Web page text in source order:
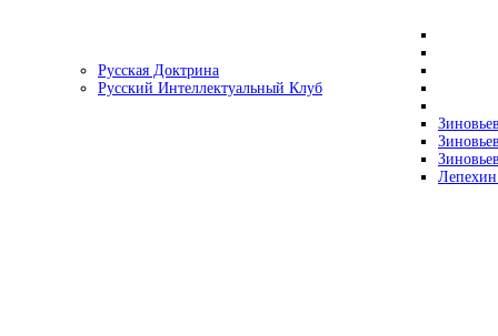
Русская Доктрина
Русский Интеллектуальный Клуб